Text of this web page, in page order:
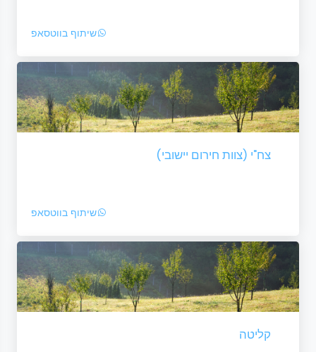
שיתוף בווטסאפ
צח"י (צוות חירום יישובי)
שיתוף בווטסאפ
קליטה